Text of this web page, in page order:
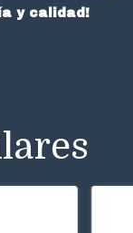
y calidad!